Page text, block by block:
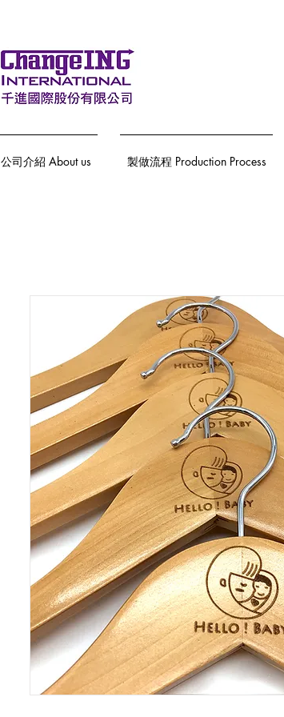
公司介紹 About us 製做流程 Production Process